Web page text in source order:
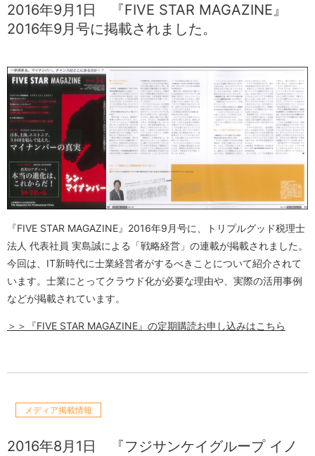
2016年9月1日
『FIVE STAR MAGAZINE』
2016年9月号に掲載されました。
『FIVE STAR MAGAZINE』2016年9月号に、
トリプルグッド税理士
法人 代表社員 実島誠による「戦略経営」の連載が掲載されました。
今回は、IT新時代に士業経営者がするべきことについて紹介されて
います。士業にとってクラウド化が必要な理由や、実際の活用事例
などが掲載されています。
＞＞『FIVE STAR MAGAZINE』の定期購読お申し込みはこちら
メディア掲載情報
2016年8月1日
『フジサンケイグループ イノ